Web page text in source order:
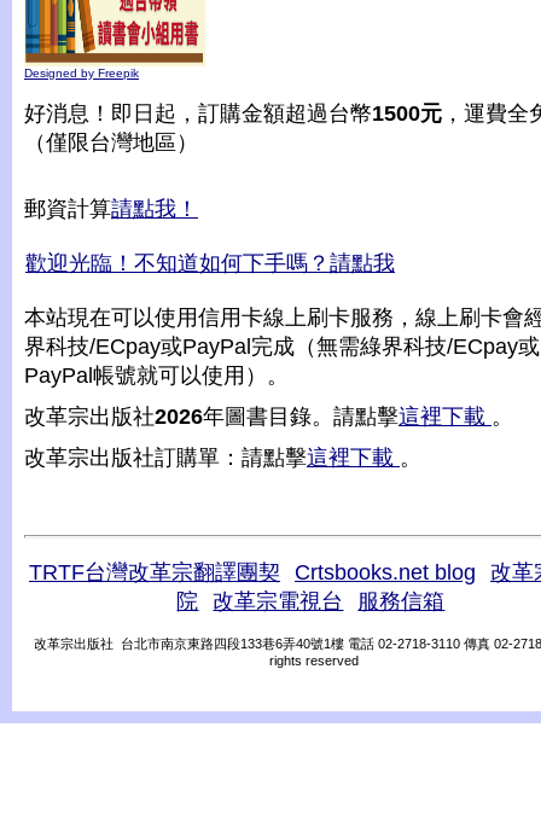
Designed by Freepik
好消息！即日起，訂購金額超過台幣1500元 ，運費全
（僅限台灣地區）
郵資計算請點我！
歡迎光臨！不知道如何下手嗎？請點我
本站現在可以使用信用卡線上刷卡服務，線上刷卡會
界科技/ECpay或PayPal完成（無需綠界科技/ECpay或
PayPal帳號就可以使用）。
改革宗出版社2026年圖書目錄。請點擊這裡下載 。
改革宗出版社訂購單：請點擊這裡下載 。
TRTF台灣改革宗翻譯團契 Crtsbooks.net blog
改革
院
改革宗電視台 服務信箱
改革宗出版社 台北市南京東路四段133巷6弄40號1樓 電話 02-2718-3110 傳真 02-
rights reserved